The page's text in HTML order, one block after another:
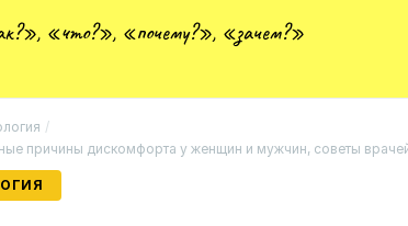
«что?», «почему?», «зачем?»
/
причины дискомфорта у женщин и мужчин, советы